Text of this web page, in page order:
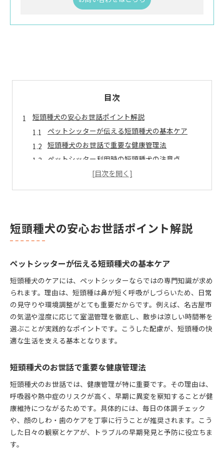
目次
短頭種犬の安心お世話ポイント解説
ペットシッターが伝える短頭種犬の基本ケア
短頭種犬のお世話で重要な健康管理法
ペットシッター利用時の短頭種犬の注意点
短頭種犬のお世話に役立つプロの知識
短頭種犬に強いペットシッターの見極め方
短頭種のお世話に適したシッター選択ポイント
短頭種に合うケア方法を徹底紹介
短頭種犬に最適なケア方法の基礎知識
ペットシッターが実践する短頭種のお手入れ
短頭種犬の健康を守る日常ケアのコツ
短頭種特有の悩みに対応するお世話法
呼吸や熱中症対策の実践的アドバイス
短頭種犬の呼吸管理を徹底するペットシッター術
熱中症から守るための具体的お世話対策
ペットシッターが教える室温調整のポイント
短頭種犬の体調変化に気付く観察のコツ
短頭種犬の安心お世話ポイント解説
ペットシッターが伝える短頭種犬の基本ケア
短頭種犬のケアには、ペットシッターならではの専門知識が求め
られます。理由は、短頭種は鼻が短く呼吸がしづらいため、日常
の見守りや環境調整がとても重要だからです。例えば、名古屋市
の気温や湿度に応じて室温管理を徹底し、散歩は涼しい時間帯を
選ぶことが実践的なポイントです。こうした配慮が、短頭種の快
適な生活を支える基本となります。
短頭種犬のお世話で重要な健康管理法
短頭種犬のお世話では、健康管理が特に重要です。その理由は、
呼吸器や熱中症のリスクが高く、早期に異変を察知することが健
康維持につながるためです。具体的には、毎日の体調チェック
や、顔のしわ・歯のケアを丁寧に行うことが推奨されます。こう
した日々の観察とケアが、トラブルの早期発見と予防に役立ちま
す。